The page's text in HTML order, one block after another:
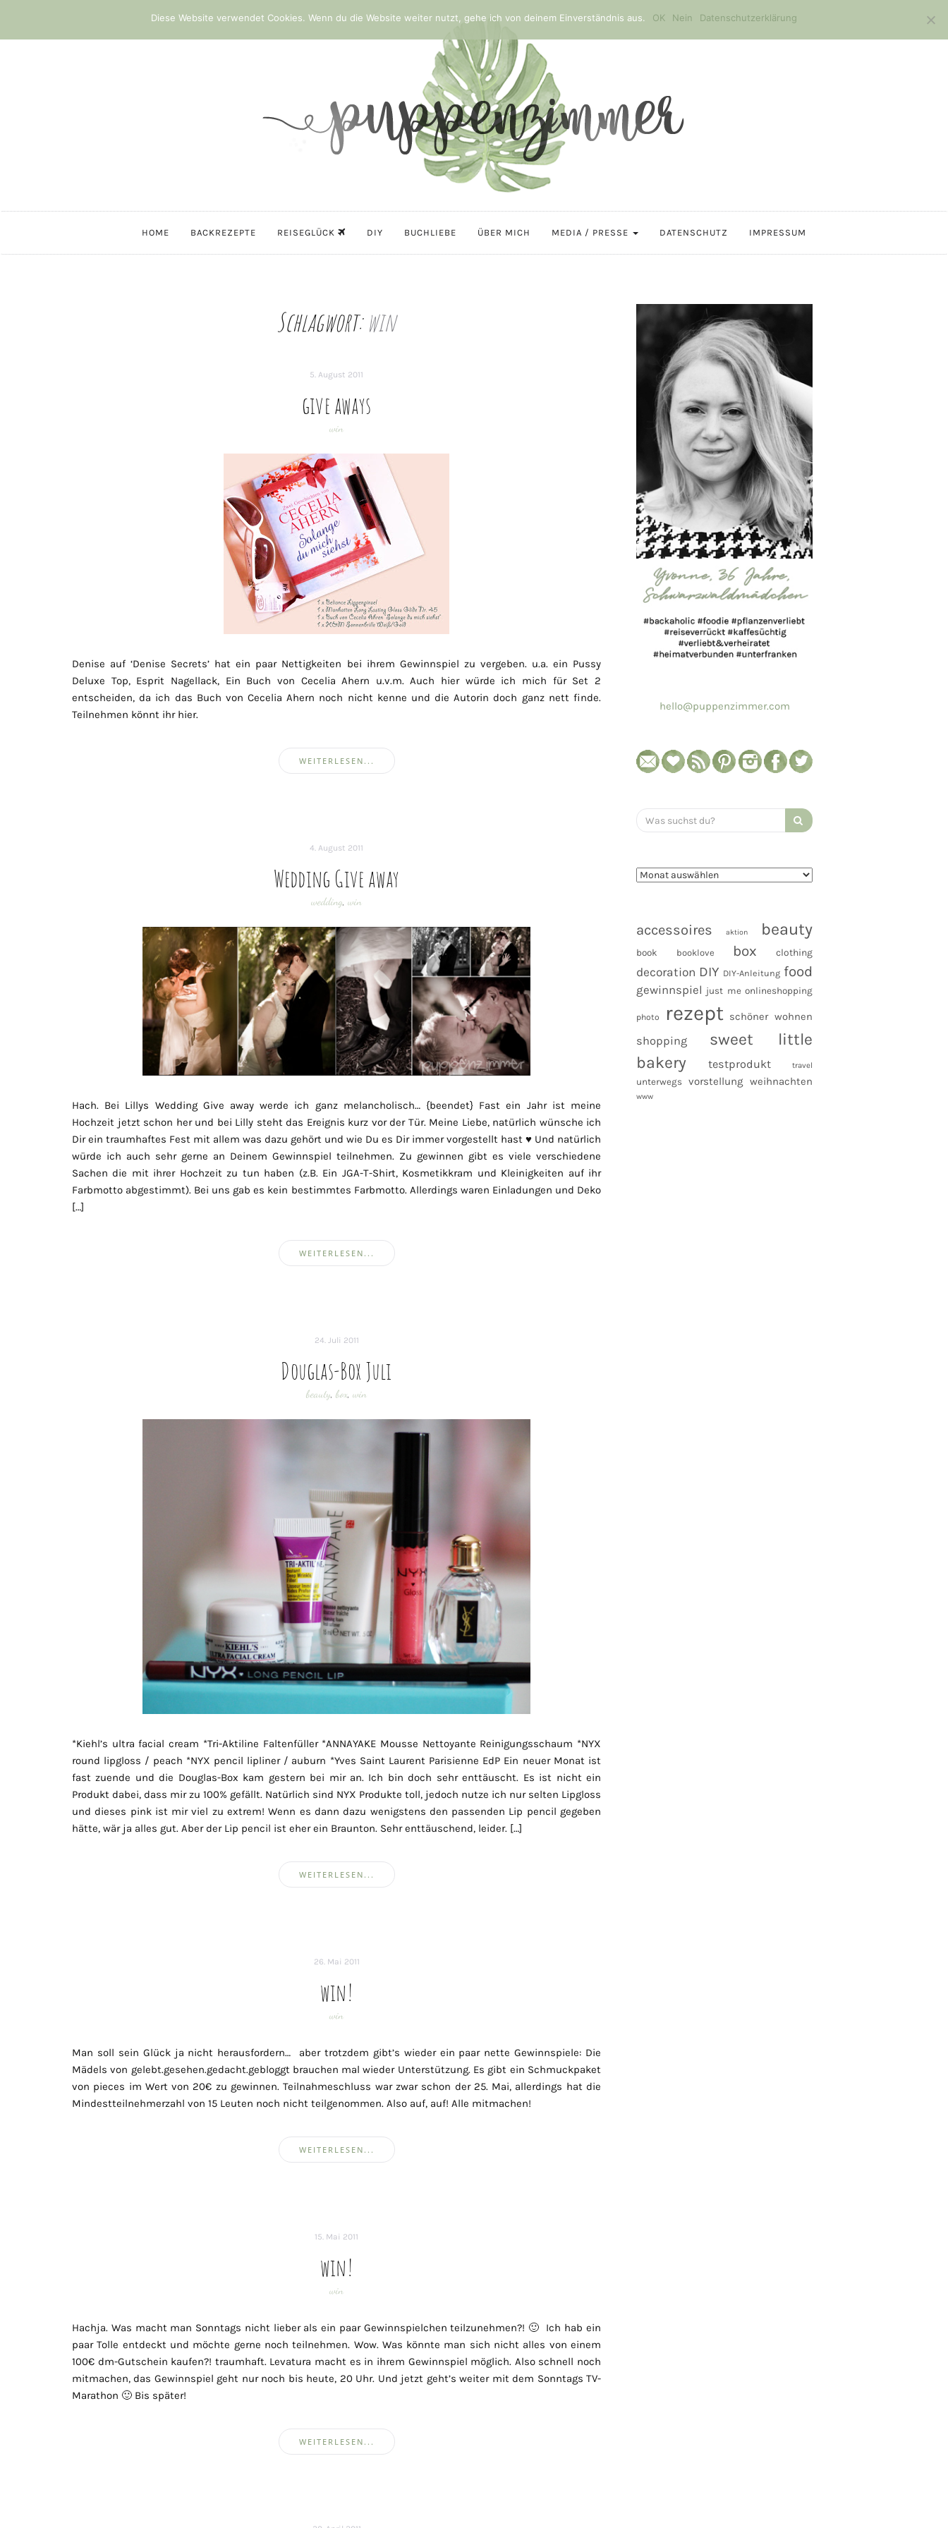
HOME BACKREZEPTE REISEGLÜCK DIY BUCHLIEBE ÜBER MICH MEDIA / PRESSE DATENSCHUTZ IMPRESSUM
Schlagwort:win
5. August 2011
give aways
win
Denise auf ‘Denise Secrets’ hat ein paar Nettigkeiten bei ihrem Gewinnspiel zu vergeben. u.a. ein Pussy
Deluxe Top, Esprit Nagellack, Ein Buch von Cecelia Ahern u.v.m. Auch hier würde ich mich für Set 2
entscheiden, da ich das Buch von Cecelia Ahern noch nicht kenne und die Autorin doch ganz nett finde.
Teilnehmen könnt ihr hier.
WEITERLESEN...
4. August 2011
Wedding Give away
wedding, win
Hach. Bei Lillys Wedding Give away werde ich ganz melancholisch… {beendet} Fast ein Jahr ist meine
Hochzeit jetzt schon her und bei Lilly steht das Ereignis kurz vor der Tür. Meine Liebe, natürlich wünsche ich
Dir ein traumhaftes Fest mit allem was dazu gehört und wie Du es Dir immer vorgestellt hast ♥ Und natürlich
würde ich auch sehr gerne an Deinem Gewinnspiel teilnehmen. Zu gewinnen gibt es viele verschiedene
Sachen die mit ihrer Hochzeit zu tun haben (z.B. Ein JGA-T-Shirt, Kosmetikkram und Kleinigkeiten auf ihr
Farbmotto abgestimmt). Bei uns gab es kein bestimmtes Farbmotto. Allerdings waren Einladungen und Deko
[…]
WEITERLESEN...
24. Juli 2011
Douglas-Box Juli
beauty box win
*Kiehl’s ultra facial cream *Tri-Aktiline Faltenfüller *ANNAYAKE Mousse Nettoyante Reinigungsschaum *NYX
round lipgloss / peach *NYX pencil lipliner / auburn *Yves Saint Laurent Parisienne EdP Ein neuer Monat ist
fast zuende und die Douglas-Box kam gestern bei mir an. Ich bin doch sehr enttäuscht. Es ist nicht ein
Produkt dabei, dass mir zu 100% gefällt. Natürlich sind NYX Produkte toll, jedoch nutze ich nur selten Lipgloss
und dieses pink ist mir viel zu extrem! Wenn es dann dazu wenigstens den passenden Lip pencil gegeben
hätte, wär ja alles gut. Aber der Lip pencil ist eher ein Braunton. Sehr enttäuschend, leider. […]
WEITERLESEN...
26. Mai 2011
win!
win
Man soll sein Glück ja nicht herausfordern… aber trotzdem gibt’s wieder ein paar nette Gewinnspiele: Die
Mädels von gelebt.gesehen.gedacht.gebloggt brauchen mal wieder Unterstützung. Es gibt ein Schmuckpaket
von pieces im Wert von 20€ zu gewinnen. Teilnahmeschluss war zwar schon der 25. Mai, allerdings hat die
Mindestteilnehmerzahl von 15 Leuten noch nicht teilgenommen. Also auf, auf! Alle mitmachen!
WEITERLESEN...
15. Mai 2011
win!
win
Hachja. Was macht man Sonntags nicht lieber als ein paar Gewinnspielchen teilzunehmen?! 🙂 Ich hab ein
paar Tolle entdeckt und möchte gerne noch teilnehmen. Wow. Was könnte man sich nicht alles von einem
100€ dm-Gutschein kaufen?! traumhaft. Levatura macht es in ihrem Gewinnspiel möglich. Also schnell noch
mitmachen, das Gewinnspiel geht nur noch bis heute, 20 Uhr. Und jetzt geht’s weiter mit dem Sonntags TV-
Marathon 🙂 Bis später!
WEITERLESEN...
hello@puppenzimmer.com
Search
for:
accessoires aktion beauty
book booklove box clothing
decoration DIY DIY-Anleitung food
gewinnspiel just me onlineshopping
photo rezept schöner wohnen
shopping
sweet little
bakery
testprodukt travel
unterwegs vorstellung weihnachten
www
Diese Website verwendet Cookies. Wenn du die Website weiter nutzt, gehe ich von deinem Einverständnis aus. OK Nein Datenschutzerklärung